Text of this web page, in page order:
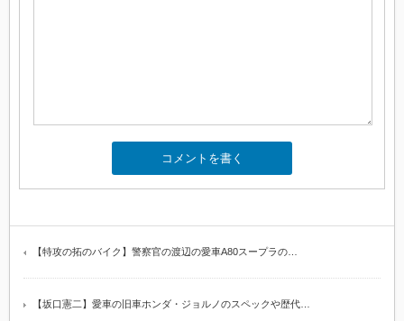
【特攻の拓のバイク】警察官の渡辺の愛車A80スープラの…
【坂口憲二】愛車の旧車ホンダ・ジョルノのスペックや歴代…